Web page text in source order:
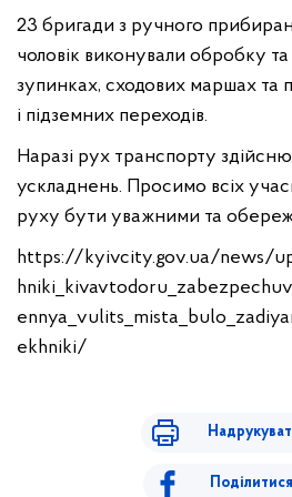
23 бригади з ручного
чоловік виконували обробку
зупинках, сходових маршах та
і підземних переходів.
Наразі рух транспорту
ускладнень. Просимо всіх
руху бути уважними та
https://kyivcity.gov.ua/news/
ekhniki/
Поділитися